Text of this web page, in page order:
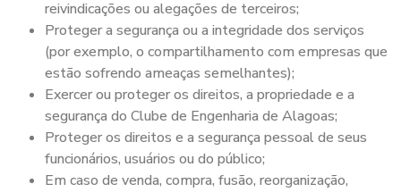
reivindicações ou alegações de terceiros;
Proteger a segurança ou a integridade dos serviços
(por exemplo, o compartilhamento com empresas que
estão sofrendo ameaças semelhantes);
Exercer ou proteger os direitos, a propriedade e a
segurança do Clube de Engenharia de Alagoas;
Proteger os direitos e a segurança pessoal de seus
funcionários, usuários ou do público;
Em caso de venda, compra, fusão, reorganização,